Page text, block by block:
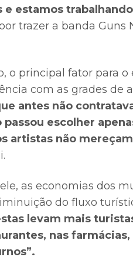
estamos trabalhando
trazer a banda Guns
o principal fator para
com as grades de
antes não
escolher
artistas não
as economias dos
do fluxo
levam mais
nas